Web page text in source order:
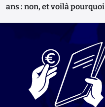
ans : non, et voilà pourquoi